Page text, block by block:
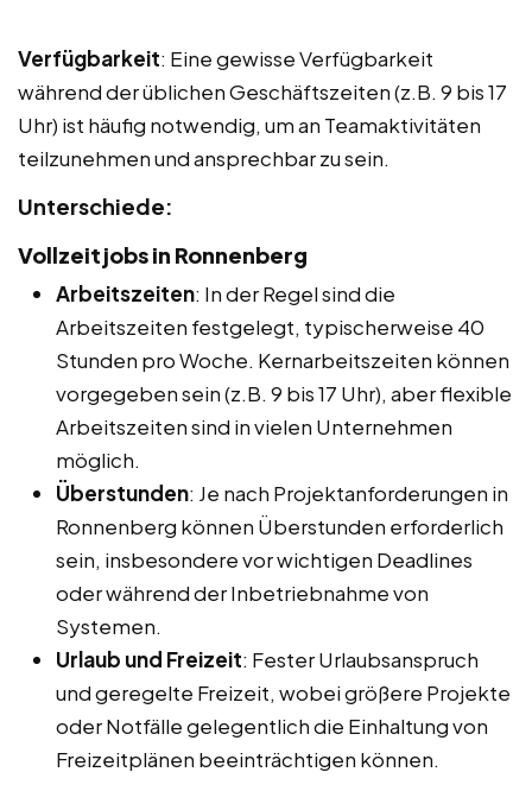
Verfügbarkeit: Eine gewisse Verfügbarkeit
während der üblichen Geschäftszeiten (z.B. 9 bis 17
Uhr) ist häufig notwendig, um an Teamaktivitäten
teilzunehmen und ansprechbar zu sein.
Unterschiede:
Vollzeitjobs in Ronnenberg
Arbeitszeiten: In der Regel sind die
Arbeitszeiten festgelegt, typischerweise 40
Stunden pro Woche. Kernarbeitszeiten können
vorgegeben sein (z.B. 9 bis 17 Uhr), aber flexible
Arbeitszeiten sind in vielen Unternehmen
möglich.
Überstunden: Je nach Projektanforderungen in
Ronnenberg können Überstunden erforderlich
sein, insbesondere vor wichtigen Deadlines
oder während der Inbetriebnahme von
Systemen.
Urlaub und Freizeit: Fester Urlaubsanspruch
und geregelte Freizeit, wobei größere Projekte
oder Notfälle gelegentlich die Einhaltung von
Freizeitplänen beeinträchtigen können.